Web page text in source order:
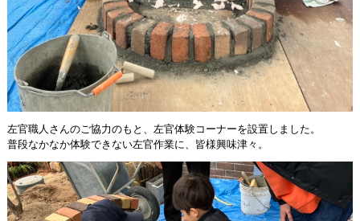
左官職人さんのご協力のもと、左官体験コーナーを設置しました。
普段なかなか体験できない左官作業に、皆様興味津々。